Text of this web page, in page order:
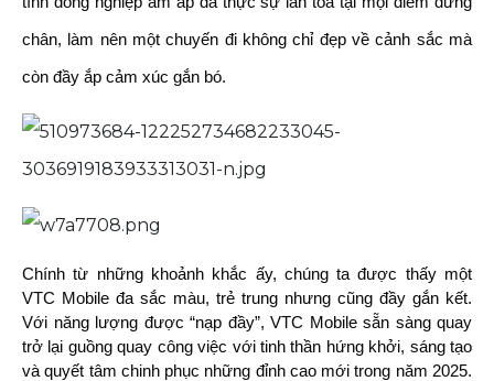
chân, làm nên một chuyến đi không chỉ đẹp về cảnh sắc mà
còn đầy ắp cảm xúc gắn bó.
Chính từ những khoảnh khắc ấy, chúng ta được thấy một
VTC Mobile đa sắc màu, trẻ trung nhưng cũng đầy gắn kết.
Với năng lượng được “nạp đầy”, VTC Mobile sẵn sàng quay
trở lại guồng quay công việc với tinh thần hứng khởi, sáng tạo
và quyết tâm chinh phục những đỉnh cao mới trong năm 2025.